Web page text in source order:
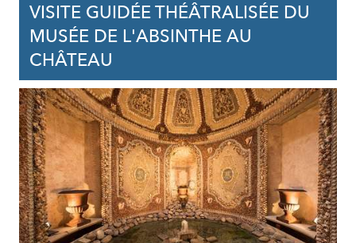
VISITE GUIDÉE THÉÂTRALISÉE DU
MUSÉE DE L'ABSINTHE AU
CHÂTEAU